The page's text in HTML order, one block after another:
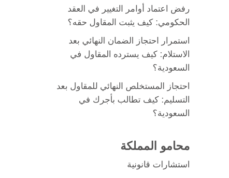
رفض اعتماد أوامر التغيير في العقد
الحكومي: كيف يثبت المقاول حقه؟
استمرار احتجاز الضمان النهائي بعد
الاستلام: كيف يسترده المقاول في
السعودية؟
احتجاز المستخلص النهائي للمقاول بعد
التسليم: كيف تطالب بأجرك في
السعودية؟
محامو المملكة
استشارات قانونية